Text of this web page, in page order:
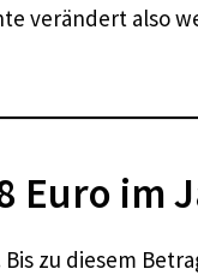
verändert also
Euro im
zu diesem